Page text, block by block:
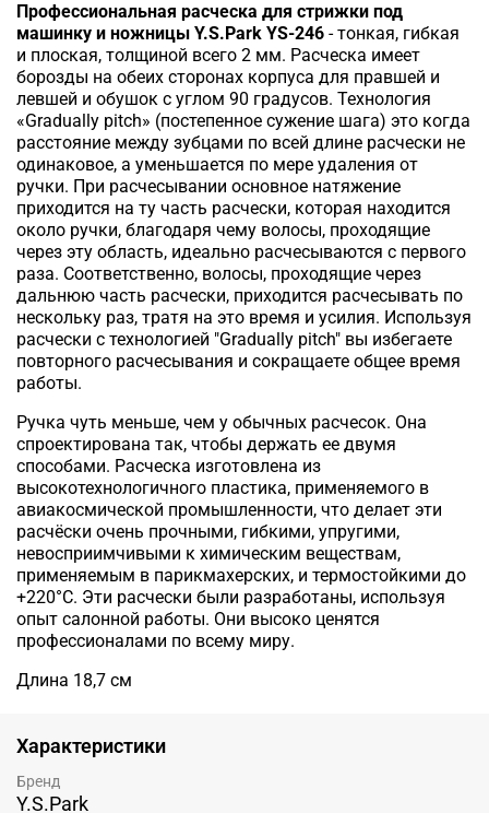
Профессиональная расческа для стрижки под
машинку и ножницы Y.S.Park YS-246 - тонкая, гибкая
и плоская, толщиной всего 2 мм. Расческа имеет
борозды на обеих сторонах корпуса для правшей и
левшей и обушок с углом 90 градусов. Технология
«Gradually pitch» (постепенное сужение шага) это когда
расстояние между зубцами по всей длине расчески не
одинаковое, а уменьшается по мере удаления от
ручки. При расчесывании основное натяжение
приходится на ту часть расчески, которая находится
около ручки, благодаря чему волосы, проходящие
через эту область, идеально расчесываются с первого
раза. Соответственно, волосы, проходящие через
дальнюю часть расчески, приходится расчесывать по
нескольку раз, тратя на это время и усилия. Используя
расчески с технологией "Gradually pitch" вы избегаете
повторного расчесывания и сокращаете общее время
работы.
Ручка чуть меньше, чем у обычных расчесок. Она
спроектирована так, чтобы держать ее двумя
способами. Расческа изготовлена из
высокотехнологичного пластика, применяемого в
авиакосмической промышленности, что делает эти
расчёски очень прочными, гибкими, упругими,
невосприимчивыми к химическим веществам,
применяемым в парикмахерских, и термостойкими до
+220°С. Эти расчески были разработаны, используя
опыт салонной работы. Они высоко ценятся
профессионалами по всему миру.
Длина 18,7 см
Характеристики
Бренд
Y.S.Park